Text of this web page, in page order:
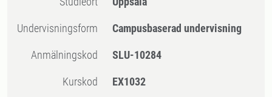
Undervisningsform Campusbaserad undervisning
Anmälningskod SLU-10284
Kurskod EX1032